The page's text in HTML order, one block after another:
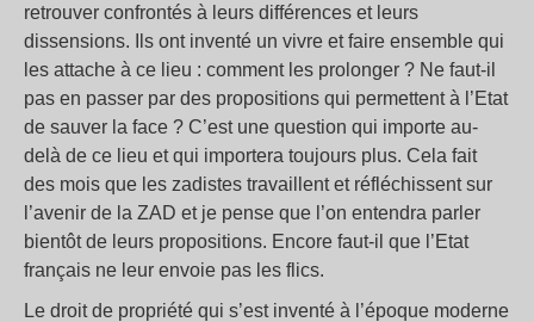
retrouver confrontés à leurs différences et leurs
dissensions. Ils ont inventé un vivre et faire ensemble qui
les attache à ce lieu : comment les prolonger ? Ne faut-il
pas en passer par des propositions qui permettent à l’Etat
de sauver la face ? C’est une question qui importe au-
delà de ce lieu et qui importera toujours plus. Cela fait
des mois que les zadistes travaillent et réfléchissent sur
l’avenir de la ZAD et je pense que l’on entendra parler
bientôt de leurs propositions. Encore faut-il que l’Etat
français ne leur envoie pas les flics.
Le droit de propriété qui s’est inventé à l’époque moderne